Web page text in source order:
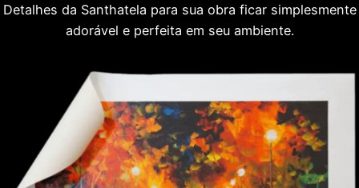
Detalhes da Santhatela para sua obra ficar simplesmente
adorável e perfeita em seu ambiente.